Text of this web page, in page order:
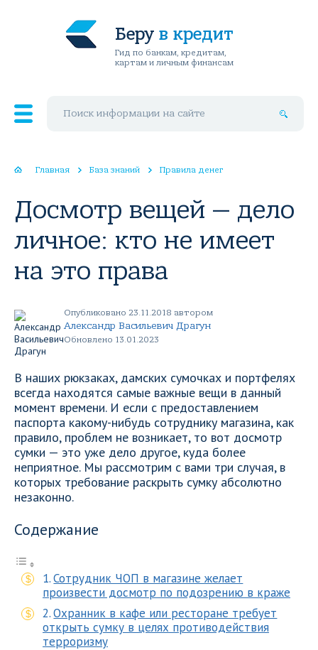
Беру в кредит
Гид по банкам, кредитам,
картам и личным финансам
Главная База знаний Правила денег
Досмотр вещей — дело
личное: кто не имеет
на это права
Опубликовано 23.11.2018 автором
Александр Васильевич Драгун
Обновлено 13.01.2023
В наших рюкзаках, дамских сумочках и портфелях
всегда находятся самые важные вещи в данный
момент времени. И если с предоставлением
паспорта какому-нибудь сотруднику магазина, как
правило, проблем не возникает, то вот досмотр
сумки — это уже дело другое, куда более
неприятное. Мы рассмотрим с вами три случая, в
которых требование раскрыть сумку абсолютно
незаконно.
Содержание
Сотрудник ЧОП в магазине желает
произвести досмотр по подозрению в краже
Охранник в кафе или ресторане требует
открыть сумку в целях противодействия
терроризму